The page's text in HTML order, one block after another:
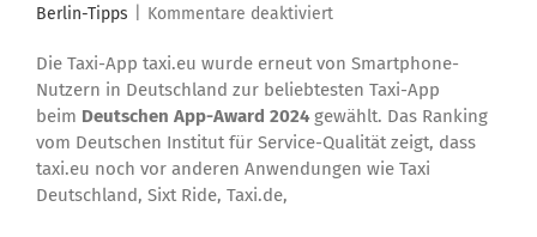
Berlin-Tipps Kommentare deaktiviertfür
gewinnt
den
Deutschen
App-
Award
Die Taxi-App taxi.eu wurde erneut von Smartphone-
Nutzern in Deutschland zur beliebtesten Taxi-App
beim Deutschen App-Award 2024 gewählt. Das Ranking
vom Deutschen Institut für Service-Qualität zeigt, dass
taxi.eu noch vor anderen Anwendungen wie Taxi
Deutschland, Sixt Ride, Taxi.de,